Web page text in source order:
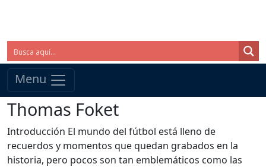
Menu
Thomas Foket
Introducción El mundo del fútbol está lleno de
recuerdos y momentos que quedan grabados en la
historia, pero pocos son tan emblemáticos como las